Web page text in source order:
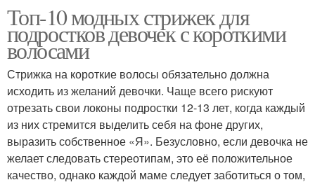
Топ-10 модных стрижек для
подростков девочек с короткими
волосами
Стрижка на короткие волосы обязательно должна
исходить из желаний девочки. Чаще всего рискуют
отрезать свои локоны подростки 12-13 лет, когда каждый
из них стремится выделить себя на фоне других,
выразить собственное «Я». Безусловно, если девочка не
желает следовать стереотипам, это её положительное
качество, однако каждой маме следует заботиться о том,